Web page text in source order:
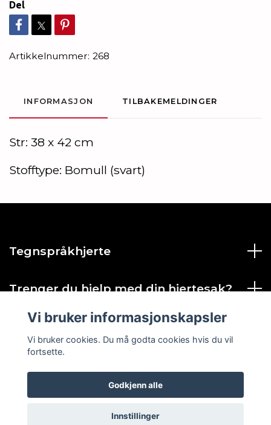
Del
Artikkelnummer: 268
INFORMASJON TILBAKEMELDINGER
Str: 38 x 42 cm
Stofftype: Bomull (svart)
Tegnspråkhjerte
Trenger du hjelp med din hjertesak?
Sosiale medier
© 2026 Tegnspråkhjerte AS
Vi bruker informasjonskapsler
Vi bruker cookies. Du må godta cookies hvis du vil
fortsette.
Godkjenn alle
Innstillinger